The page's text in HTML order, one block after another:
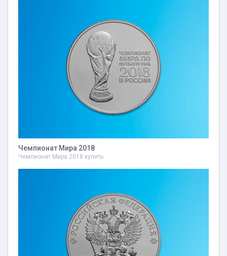
Чемпионат Мира 2018
Чемпионат Мира 2018 купить